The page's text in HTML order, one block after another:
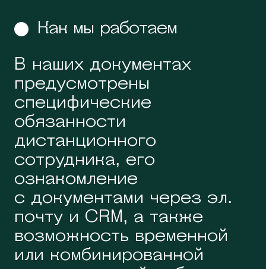
Как мы работаем
В наших документах
предусмотрены
специфические
обязанности
дистанционного
сотрудника, его
ознакомление
с документами через эл.
почту и CRM, а также
возможность временной
или комбинированной